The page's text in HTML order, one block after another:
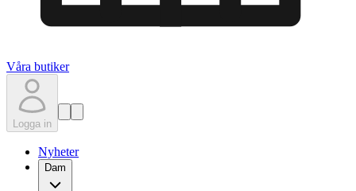
Våra butiker
Logga in
Nyheter
Dam